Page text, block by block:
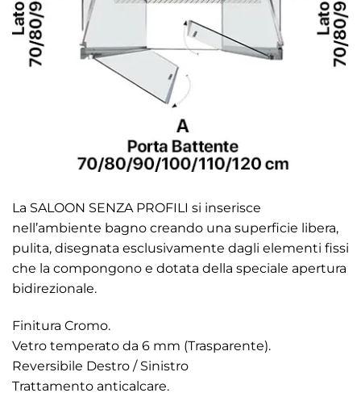
La SALOON SENZA PROFILI si inserisce
nell’ambiente bagno creando una superficie libera,
pulita, disegnata esclusivamente dagli elementi fissi
che la compongono e dotata della speciale apertura
bidirezionale.
Finitura Cromo.
Vetro temperato da 6 mm (Trasparente).
Reversibile Destro / Sinistro
Trattamento anticalcare.